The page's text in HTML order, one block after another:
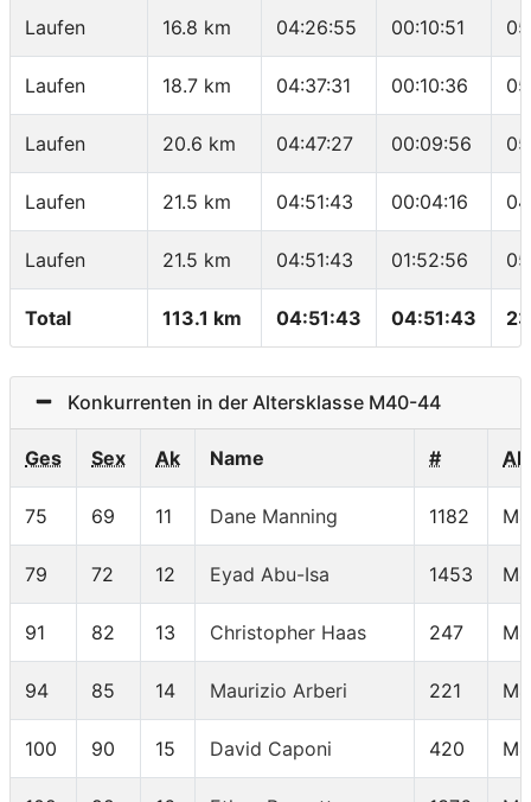
Laufen 16.8 km 04:26:55 00:10:51
Laufen 18.7 km 04:37:31 00:10:36
Laufen 20.6 km 04:47:27 00:09:56
Laufen 21.5 km 04:51:43 00:04:16
Laufen 21.5 km 04:51:43 01:52:56
Total 113.1 km 04:51:43 04:51:43
Konkurrenten in der Altersklasse M40-44
Ges Sex Ak Name # AK
75 69 11 Dane Manning 1182
79 72 12 Eyad Abu-Isa 1453
91 82 13 Christopher Haas 247
94 85 14 Maurizio Arberi 221
100 90 15 David Caponi 420